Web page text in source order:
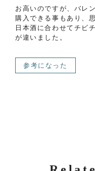
お高いのですが、バレ
購入できる事もあり、
日本酒に合わせてチビ
が違いました。
参考になった